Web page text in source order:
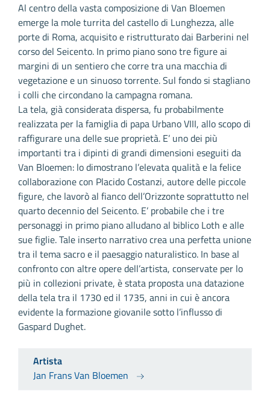
Al centro della vasta composizione di Van Bloemen
emerge la mole turrita del castello di Lunghezza, alle
porte di Roma, acquisito e ristrutturato dai Barberini nel
corso del Seicento. In primo piano sono tre figure ai
margini di un sentiero che corre tra una macchia di
vegetazione e un sinuoso torrente. Sul fondo si stagliano
i colli che circondano la campagna romana.
La tela, già considerata dispersa, fu probabilmente
realizzata per la famiglia di papa Urbano VIII, allo scopo di
raffigurare una delle sue proprietà. E’ uno dei più
importanti tra i dipinti di grandi dimensioni eseguiti da
Van Bloemen: lo dimostrano l’elevata qualità e la felice
collaborazione con Placido Costanzi, autore delle piccole
figure, che lavorò al fianco dell’Orizzonte soprattutto nel
quarto decennio del Seicento. E’ probabile che i tre
personaggi in primo piano alludano al biblico Loth e alle
sue figlie. Tale inserto narrativo crea una perfetta unione
tra il tema sacro e il paesaggio naturalistico. In base al
confronto con altre opere dell’artista, conservate per lo
più in collezioni private, è stata proposta una datazione
della tela tra il 1730 ed il 1735, anni in cui è ancora
evidente la formazione giovanile sotto l’influsso di
Gaspard Dughet.
Artista
Jan Frans Van Bloemen